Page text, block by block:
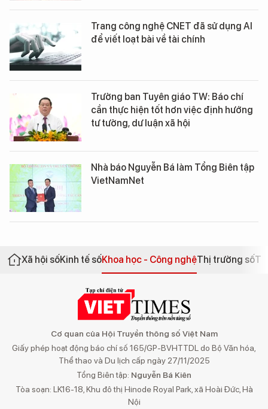
Trang công nghệ CNET đã sử dụng AI
để viết loạt bài về tài chính
Trưởng ban Tuyên giáo TW: Báo chí
cần thực hiện tốt hơn việc định hướng
tư tưởng, dư luận xã hội
Nhà báo Nguyễn Bá làm Tổng Biên tập
VietNamNet
Xã hội sốKinh tế sốKhoa học - Công nghệThị trường số
Cơ quan của Hội Truyền thông số Việt Nam
Giấy phép hoạt động báo chí số 165/GP-BVHTTDL do Bộ Văn hóa,
Thể thao và Du lịch cấp ngày 27/11/2025
Tổng Biên tập: Nguyễn Bá Kiên
Tòa soạn: LK16-18, Khu đô thị Hinode Royal Park, xã Hoài Đức, Hà
Nội